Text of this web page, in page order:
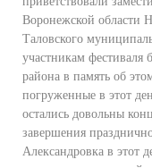
Воронежской области
Таловского
участникам фестиваля
района в память об
погруженные в этот
остались довольны
завершения
Александровка в этот